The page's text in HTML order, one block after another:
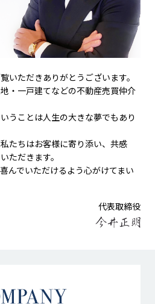
いただきありがとうございます。
・一戸建てなどの不動産売買仲介
うことは人生の大きな夢でもあり
たちはお客様に寄り添い、共感
ただきます。
んでいただけるよう心がけてまい
代表取締役